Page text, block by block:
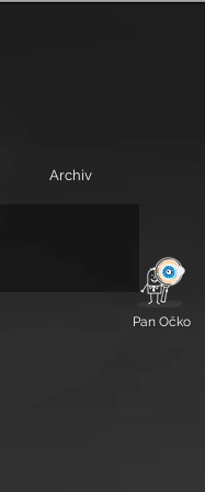
Pan Očko
Archiv